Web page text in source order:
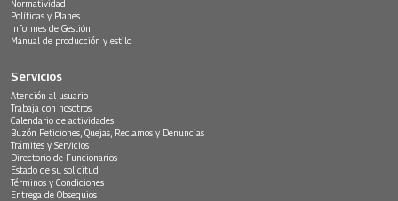
Normatividad
Políticas y Planes
Informes de Gestión
Manual de producción y estilo
Servicios
Atención al usuario
Trabaja con nosotros
Calendario de actividades
Buzón Peticiones, Quejas, Reclamos y Denuncias
Trámites y Servicios
Directorio de Funcionarios
Estado de su solicitud
Términos y Condiciones
Entrega de Obsequios